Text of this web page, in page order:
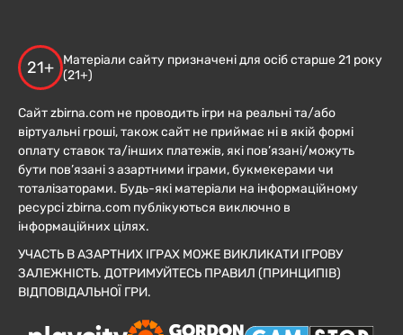
21+
Матеріали сайту призначені для осіб старше 21 року
(21+)
Сайт zbirna.com не проводить ігри на реальні та/або
віртуальні гроші, також сайт не приймає ні в якій формі
оплату ставок та/інших платежів, які пов’язані/можуть
бути пов’язані з азартними іграми, букмекерами чи
тоталізаторами. Будь-які матеріали на інформаційному
ресурсі zbirna.com публікуються виключно в
інформаційних цілях.
УЧАСТЬ В АЗАРТНИХ ІГРАХ МОЖЕ ВИКЛИКАТИ ІГРОВУ
ЗАЛЕЖНІСТЬ. ДОТРИМУЙТЕСЬ ПРАВИЛ (ПРИНЦИПІВ)
ВІДПОВІДАЛЬНОЇ ГРИ.